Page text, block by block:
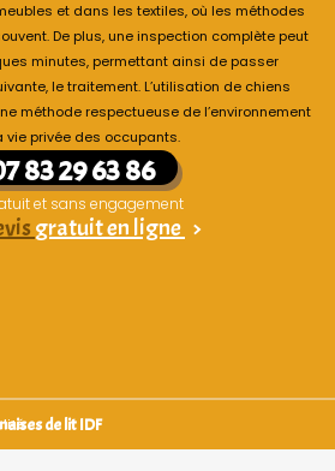
et dans les textiles, où les méthodes
De plus, une inspection complète peut
minutes, permettant ainsi de passer
le traitement. L’utilisation de chiens
méthode respectueuse de l’environnement
vie privée des occupants.
83 29 63 86
et sans engagement
gratuit en ligne >
de lit IDF